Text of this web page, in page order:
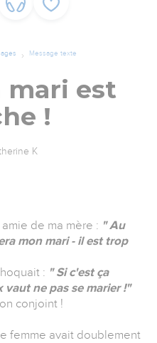
Message texte
mari est
!
K
de ma mère : " Au
mon mari - il est trop
: " Si c'est ça
ne pas se marier !"
conjoint !
femme avait doublement